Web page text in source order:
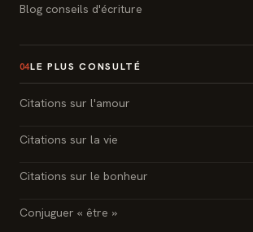
Blog conseils d'écriture
04LE PLUS CONSULTÉ
Citations sur l'amour
Citations sur la vie
Citations sur le bonheur
Conjuguer « être »